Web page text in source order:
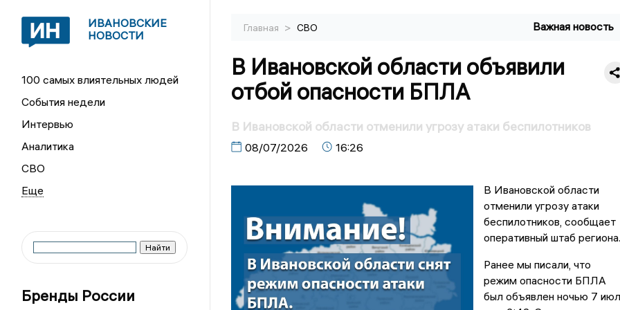
ИВАНОВСКИЕ
НОВОСТИ
100 самых влиятельных людей
События недели
Интервью
Аналитика
СВО
Бренды России
Главная > СВО Важная новость
В Ивановской области объявили
отбой опасности БПЛА
В Ивановской области отменили угрозу атаки беспилотников
08/07/2026 16:26
В Ивановской области
отменили угрозу атаки
беспилотников, сообщает
оперативный штаб региона.
Ранее мы писали, что
режим опасности БПЛА
был объявлен ночью 7